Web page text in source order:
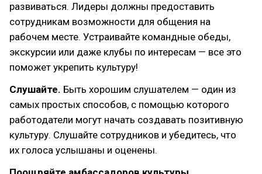
развиваться. Лидеры должны предоставить
сотрудникам возможности для общения на
рабочем месте. Устраивайте командные обеды,
экскурсии или даже клубы по интересам — все это
поможет укрепить культуру!
Слушайте. Быть хорошим слушателем — один из
самых простых способов, с помощью которого
работодатели могут начать создавать позитивную
культуру. Слушайте сотрудников и убедитесь, что
их голоса услышаны и оценены.